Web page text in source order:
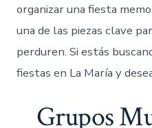
organizar una fiesta
una de las piezas clave
perduren. Si estás
fiestas en La María y
Grupos